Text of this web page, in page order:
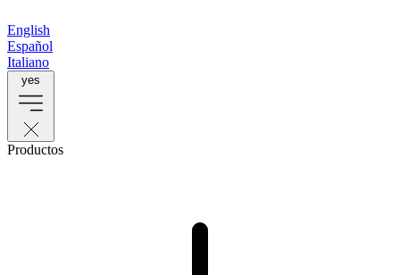
English
Español
Italiano
yes
Productos